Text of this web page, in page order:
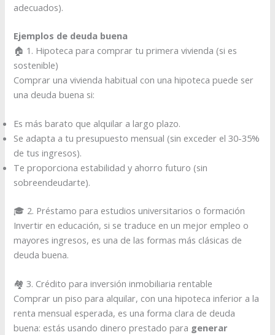
adecuados).
Ejemplos de deuda buena
🏠 1. Hipoteca para comprar tu primera vivienda (si es
sostenible)
Comprar una vivienda habitual con una hipoteca puede ser
una deuda buena si:
Es más barato que alquilar a largo plazo.
Se adapta a tu presupuesto mensual (sin exceder el 30-35%
de tus ingresos).
Te proporciona estabilidad y ahorro futuro (sin
sobreendeudarte).
🎓 2. Préstamo para estudios universitarios o formación
Invertir en educación, si se traduce en un mejor empleo o
mayores ingresos, es una de las formas más clásicas de
deuda buena.
🏘 3. Crédito para inversión inmobiliaria rentable
Comprar un piso para alquilar, con una hipoteca inferior a la
renta mensual esperada, es una forma clara de deuda
buena: estás usando dinero prestado para generar